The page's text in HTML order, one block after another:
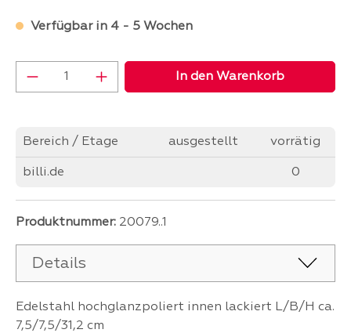
Verfügbar in 4 - 5 Wochen
Produkt Anzahl: Gib den gewünschten
In den Warenkorb
Bereich / Etage ausgestellt vorrätig
billi.de 0
Produktnummer: 20079..1
Details
Edelstahl hochglanzpoliert innen lackiert L/B/H ca.
7,5/7,5/31,2 cm